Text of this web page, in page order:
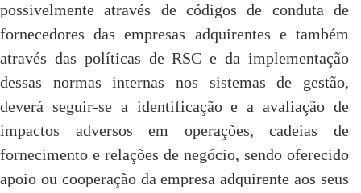
possivelmente através de códigos de conduta de
fornecedores das empresas adquirentes e também
através das políticas de RSC e da implementação
dessas normas internas nos sistemas de gestão,
deverá seguir-se a identificação e a avaliação de
impactos adversos em operações, cadeias de
fornecimento e relações de negócio, sendo oferecido
apoio ou cooperação da empresa adquirente aos seus